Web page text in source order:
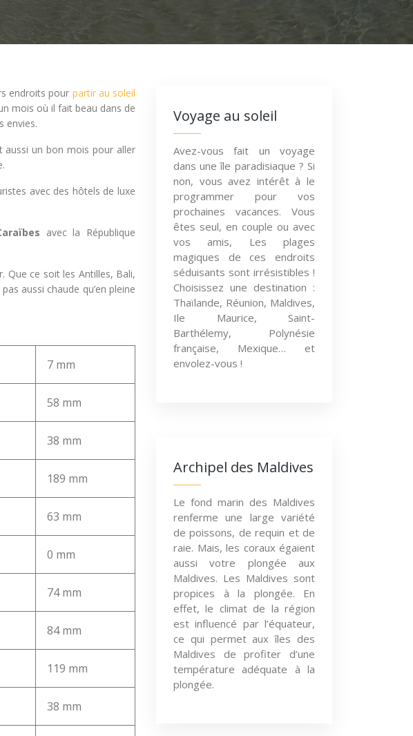
endroits pour partir au soleil
mois où il fait beau dans de
envies.
aussi un bon mois pour aller
avec des hôtels de luxe
avec la République
Que ce soit les Antilles, Bali,
aussi chaude qu’en pleine
7 mm
58 mm
38 mm
189 mm
63 mm
0 mm
74 mm
84 mm
119 mm
38 mm
Voyage au soleil
Avez-vous fait un voyage
dans une île paradisiaque ? Si
non, vous avez intérêt à le
programmer pour vos
prochaines vacances. Vous
êtes seul, en couple ou avec
vos amis, Les plages
magiques de ces endroits
séduisants sont irrésistibles !
Choisissez une destination :
Thaïlande, Réunion, Maldives,
Ile Maurice, Saint-
Barthélemy, Polynésie
française, Mexique… et
envolez-vous !
Archipel des Maldives
Le fond marin des Maldives
renferme une large variété
de poissons, de requin et de
raie. Mais, les coraux égaient
aussi votre plongée aux
Maldives. Les Maldives sont
propices à la plongée. En
effet, le climat de la région
est influencé par l’équateur,
ce qui permet aux îles des
Maldives de profiter d’une
température adéquate à la
plongée.